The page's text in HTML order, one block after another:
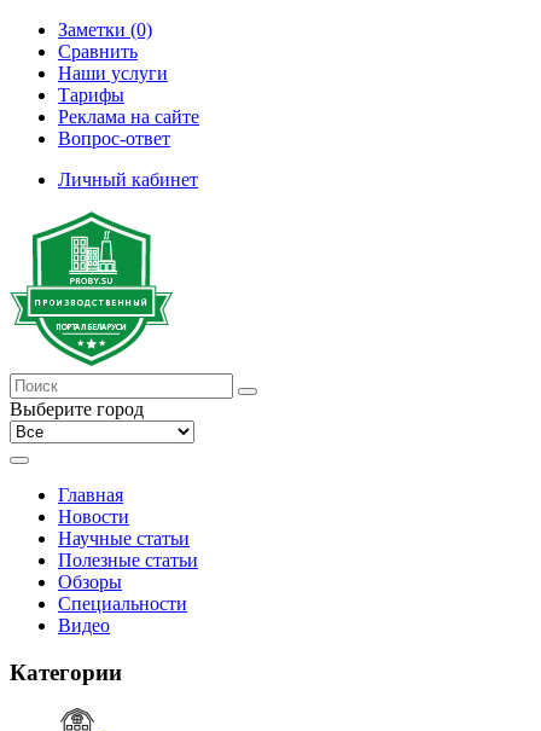
Заметки (0)
Сравнить
Наши услуги
Тарифы
Реклама на сайте
Вопрос-ответ
Личный кабинет
Выберите город
Главная
Новости
Научные статьи
Полезные статьи
Обзоры
Специальности
Видео
Категории